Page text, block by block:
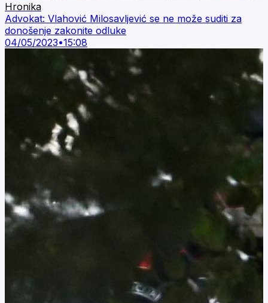
Hronika
Advokat: Vlahović Milosavljević se ne može suditi za
donošenje zakonite odluke
04/05/2023•15:08